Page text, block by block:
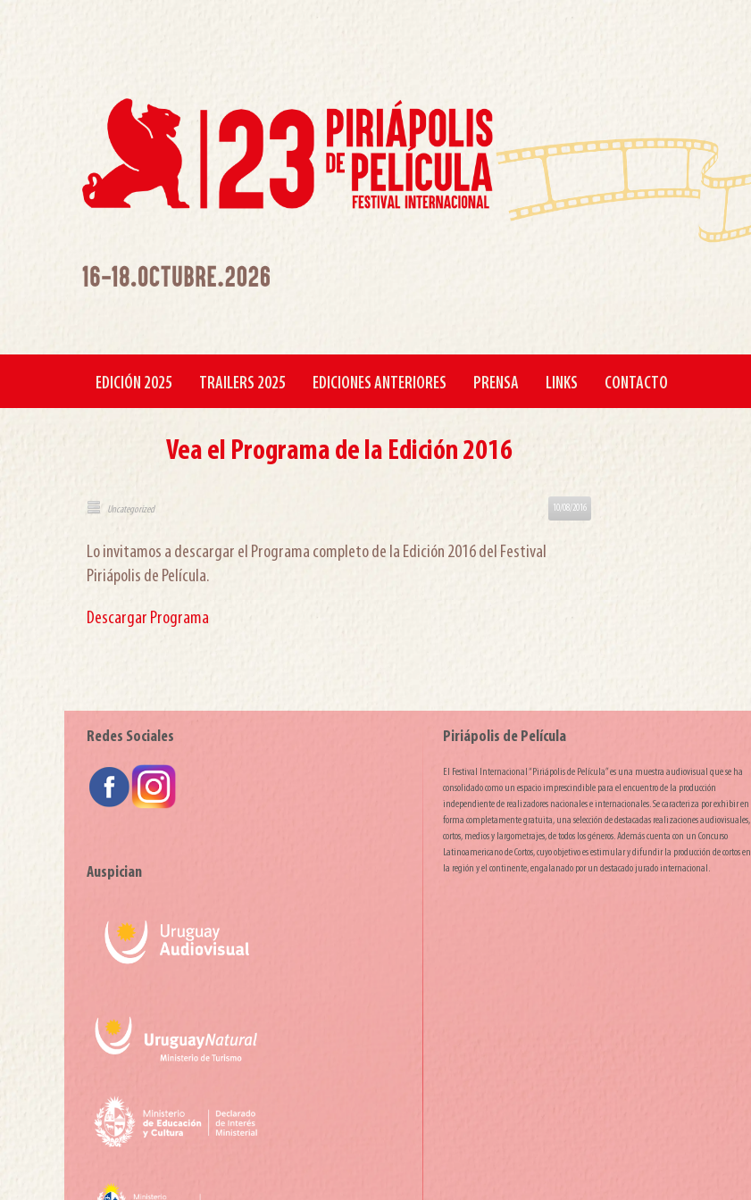
EDICIÓN 2025 TRAILERS 2025 EDICIONES ANTERIORES PRENSA LINKS CONTACTO
Vea el Programa de la Edición 2016
10/08/2016
Uncategorized
Lo invitamos a descargar el Programa completo de la Edición 2016 del Festival
Piriápolis de Película.
Descargar Programa
Redes Sociales
Auspician
Piriápolis de Película
El Festival Internacional “Piriápolis de Película” es una muestra audiovisual que se ha
consolidado como un espacio imprescindible para el encuentro de la producción
independiente de realizadores nacionales e internacionales. Se caracteriza por exhibir en
forma completamente gratuita, una selección de destacadas realizaciones audiovisuales,
cortos, medios y largometrajes, de todos los géneros. Además cuenta con un Concurso
Latinoamericano de Cortos, cuyo objetivo es estimular y difundir la producción de cortos en
la región y el continente, engalanado por un destacado jurado internacional.